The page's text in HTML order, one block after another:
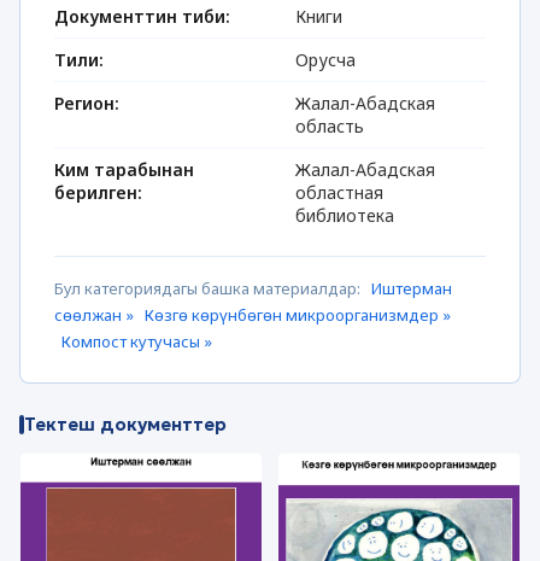
Документтин тиби:
Книги
Тили:
Орусча
Регион:
Жалал-Абадская
область
Ким тарабынан
берилген:
Жалал-Абадская
областная
библиотека
Бул категориядагы башка материалдар: Иштерман
сөөлжан » Көзгө көрүнбөгөн микроорганизмдер »
Компост кутучасы »
Тектеш документтер